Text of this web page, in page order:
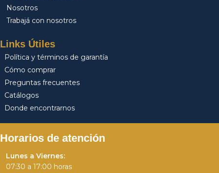
Nosotros
Trabajá con nosotros
Links Útiles
Política y términos de garantía
Cómo comprar
Preguntas frecuentes
Catálogos
Donde encontrarnos
Horarios de atención
Lunes a Viernes:
07:30 a 17:00 horas